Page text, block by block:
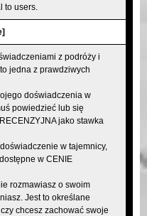
to users.
z podróży i
jedna z prawdziwych
doświadczenia w
powiedzieć lub się
jako stawka
w tajemnicy,
w CENIE
rozmawiasz o swoim
Jest to określane
chcesz zachować swoje